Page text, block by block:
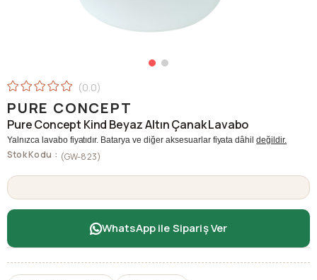
0.0
PURE CONCEPT
Pure Concept Kind Beyaz Altın Çanak Lavabo
Yalnızca lavabo fiyatıdır. Batarya ve diğer aksesuarlar fiyata dâhildeğildir.
Stok Kodu (GW-823)
WhatsApp ile Sipariş Ver